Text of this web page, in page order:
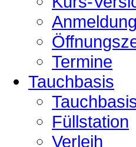
Termine
Tauchbasis
Füllstation
Verleih